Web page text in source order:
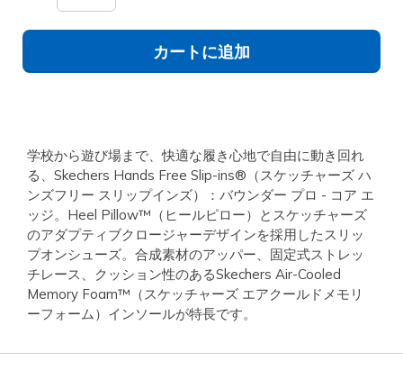
カートに追加
学校から遊び場まで、快適な履き心地で自由に動き回れ
る、Skechers Hands Free Slip-ins®（スケッチャーズ ハ
ンズフリー スリップインズ）：バウンダー プロ - コア エ
ッジ。Heel Pillow™（ヒールピロー）とスケッチャーズ
のアダプティブクロージャーデザインを採用したスリッ
プオンシューズ。合成素材のアッパー、固定式ストレッ
チレース、クッション性のあるSkechers Air-Cooled
Memory Foam™（スケッチャーズ エアクールドメモリ
ーフォーム）インソールが特長です。